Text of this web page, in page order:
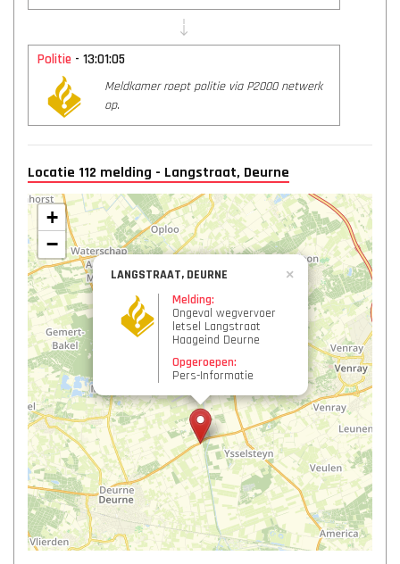
Politie - 13:01:05
Meldkamer roept politie via P2000 netwerk
op.
Locatie 112 melding - Langstraat, Deurne
LANGSTRAAT, DEURNE
Melding:
Ongeval wegvervoer
letsel Langstraat
Haageind Deurne
Opgeroepen:
Pers-Informatie
×
+
−